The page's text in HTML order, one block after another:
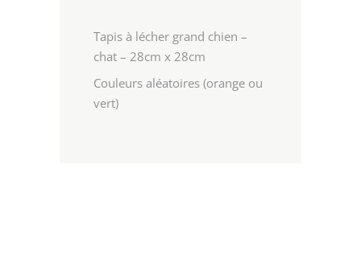
Tapis à lécher grand chien –
chat – 28cm x 28cm
Couleurs aléatoires (orange ou
vert)